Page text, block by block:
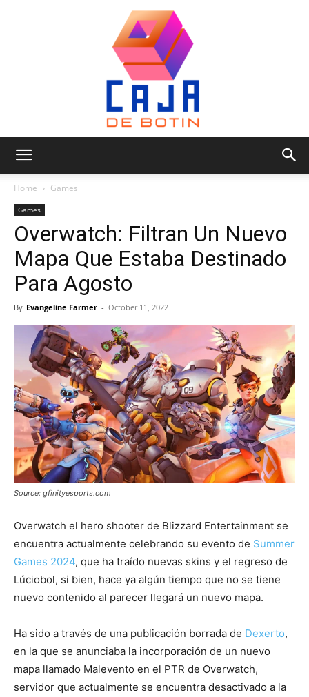
de
Home Games
Games
Overwatch: Filtran Un Nuevo
Mapa Que Estaba Destinado
Para Agosto
By Evangeline Farmer - October 11, 2022
Source: gfinityesports.com
Overwatch el hero shooter de Blizzard Entertainment se
encuentra actualmente celebrando su evento de Summer
Games 2024, que ha traído nuevas skins y el regreso de
Lúciobol, si bien, hace ya algún tiempo que no se tiene
nuevo contenido al parecer llegará un nuevo mapa.
Ha sido a través de una publicación borrada de Dexerto,
en la que se anunciaba la incorporación de un nuevo
mapa llamado Malevento en el PTR de Overwatch,
servidor que actualmente se encuentra desactivado a la